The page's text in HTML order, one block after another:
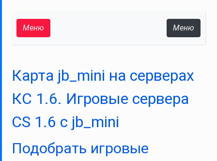
Меню Меню
Карта jb_mini на серверах
КС 1.6. Игровые сервера
CS 1.6 с jb_mini
Подобрать игровые